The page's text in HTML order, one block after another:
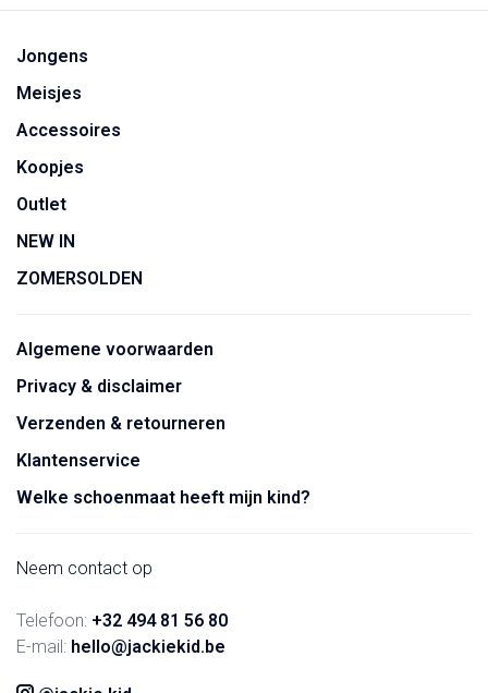
Jongens
Meisjes
Accessoires
Koopjes
Outlet
NEW IN
ZOMERSOLDEN
Algemene voorwaarden
Privacy & disclaimer
Verzenden & retourneren
Klantenservice
Welke schoenmaat heeft mijn kind?
Neem contact op
Telefoon: +32 494 81 56 80
E-mail: hello@jackiekid.be